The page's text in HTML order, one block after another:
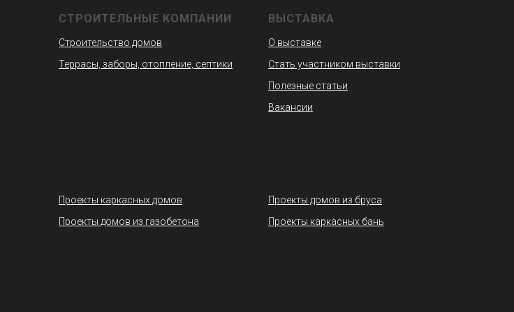
СТРОИТЕЛЬНЫЕ КОМПАНИИ
Строительство домов
Террасы, заборы, отопление, септики
ВЫСТАВКА
О выставке
Стать участником выставки
Полезные статьи
Вакансии
Проекты каркасных домов
Проекты домов из газобетона
Проекты домов из бруса
Проекты каркасных бань